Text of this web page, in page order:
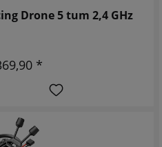
Drone 5 tum 2,4 GHz
*